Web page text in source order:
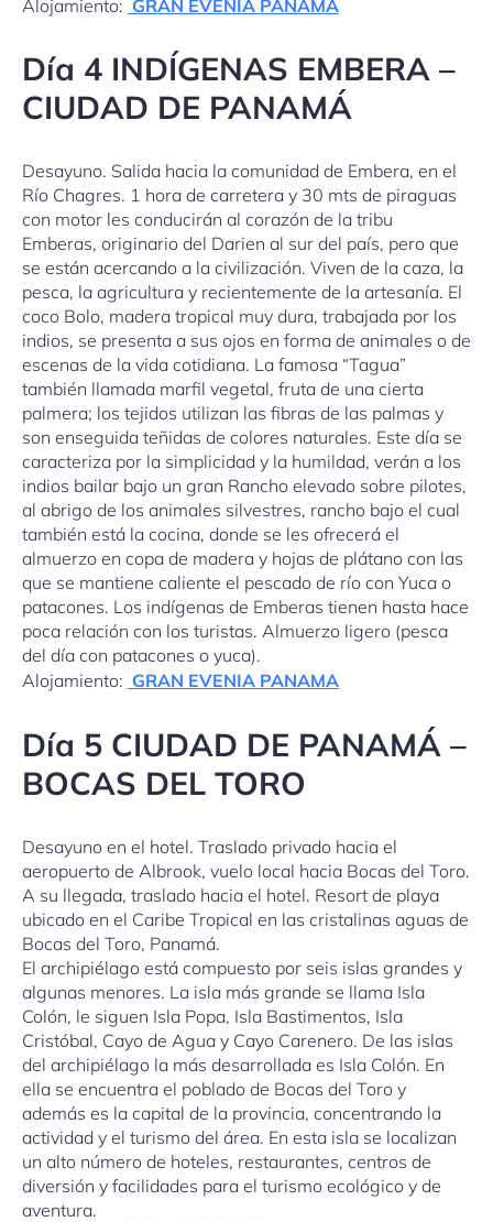
Alojamiento: GRAN EVENIA PANAMA
Día 4 INDÍGENAS EMBERA –
CIUDAD DE PANAMÁ
Desayuno. Salida hacia la comunidad de Embera, en el
Río Chagres. 1 hora de carretera y 30 mts de piraguas
con motor les conducirán al corazón de la tribu
Emberas, originario del Darien al sur del país, pero que
se están acercando a la civilización. Viven de la caza, la
pesca, la agricultura y recientemente de la artesanía. El
coco Bolo, madera tropical muy dura, trabajada por los
indios, se presenta a sus ojos en forma de animales o de
escenas de la vida cotidiana. La famosa “Tagua”
también llamada marfil vegetal, fruta de una cierta
palmera; los tejidos utilizan las fibras de las palmas y
son enseguida teñidas de colores naturales. Este día se
caracteriza por la simplicidad y la humildad, verán a los
indios bailar bajo un gran Rancho elevado sobre pilotes,
al abrigo de los animales silvestres, rancho bajo el cual
también está la cocina, donde se les ofrecerá el
almuerzo en copa de madera y hojas de plátano con las
que se mantiene caliente el pescado de río con Yuca o
patacones. Los indígenas de Emberas tienen hasta hace
poca relación con los turistas. Almuerzo ligero (pesca
del día con patacones o yuca).
Alojamiento: GRAN EVENIA PANAMA
Día 5 CIUDAD DE PANAMÁ –
BOCAS DEL TORO
Desayuno en el hotel. Traslado privado hacia el
aeropuerto de Albrook, vuelo local hacia Bocas del Toro.
A su llegada, traslado hacia el hotel. Resort de playa
ubicado en el Caribe Tropical en las cristalinas aguas de
Bocas del Toro, Panamá.
El archipiélago está compuesto por seis islas grandes y
algunas menores. La isla más grande se llama Isla
Colón, le siguen Isla Popa, Isla Bastimentos, Isla
Cristóbal, Cayo de Agua y Cayo Carenero. De las islas
del archipiélago la más desarrollada es Isla Colón. En
ella se encuentra el poblado de Bocas del Toro y
además es la capital de la provincia, concentrando la
actividad y el turismo del área. En esta isla se localizan
un alto número de hoteles, restaurantes, centros de
diversión y facilidades para el turismo ecológico y de
aventura.